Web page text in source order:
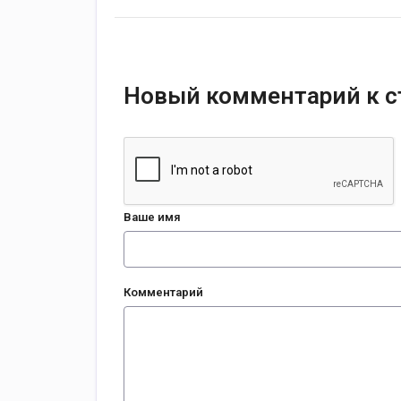
Новый комментарий к
Ваше имя
Комментарий